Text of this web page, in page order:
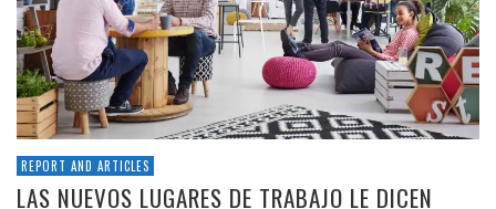
REPORT AND ARTICLES
LAS NUEVOS LUGARES DE TRABAJO LE DICEN